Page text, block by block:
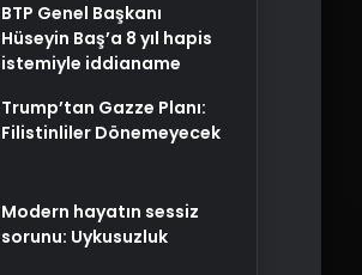
BTP Genel Başkanı
Hüseyin Baş’a 8 yıl hapis
istemiyle iddianame
Trump’tan Gazze Planı:
Filistinliler Dönemeyecek
Modern hayatın sessiz
sorunu: Uykusuzluk